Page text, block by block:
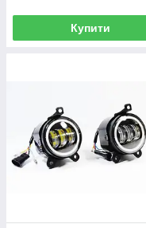
Купити